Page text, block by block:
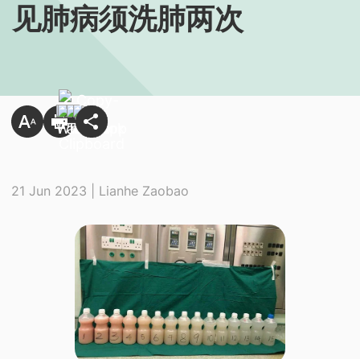
见肺病须洗肺两次
21 Jun 2023 | Lianhe Zaobao